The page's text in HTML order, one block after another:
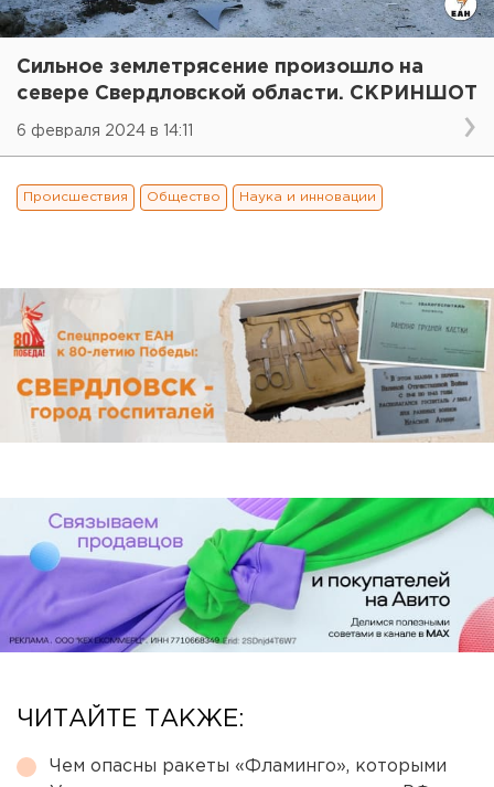
Сильное землетрясение произошло на
севере Свердловской области. СКРИНШОТ
6 февраля 2024 в 14:11
Происшествия Общество Наука и инновации
ЧИТАЙТЕ ТАКЖЕ:
Чем опасны ракеты «Фламинго», которыми